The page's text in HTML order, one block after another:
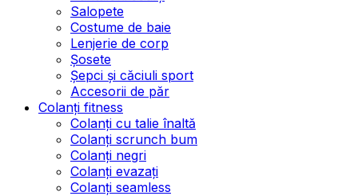
Salopete
Costume de baie
Lenjerie de corp
Șosete
Șepci și căciuli sport
Accesorii de păr
Colanți fitness
Colanți cu talie înaltă
Colanți scrunch bum
Colanți negri
Colanți evazați
Colanți seamless